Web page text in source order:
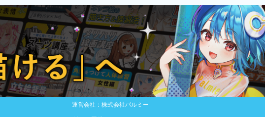
運営会社：株式会社パルミー